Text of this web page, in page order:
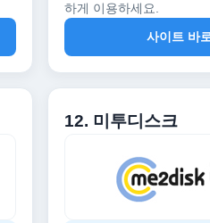
하게 이용하세요.
사이트 바
12. 미투디스크